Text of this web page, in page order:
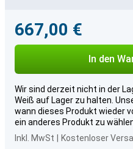
667,00 €
In den
Wir sind derzeit nicht in der
Weiß auf Lager zu halten.
wann dieses Produkt wieder
ein anderes Produkt zu
Inkl. MwSt
Kostenloser